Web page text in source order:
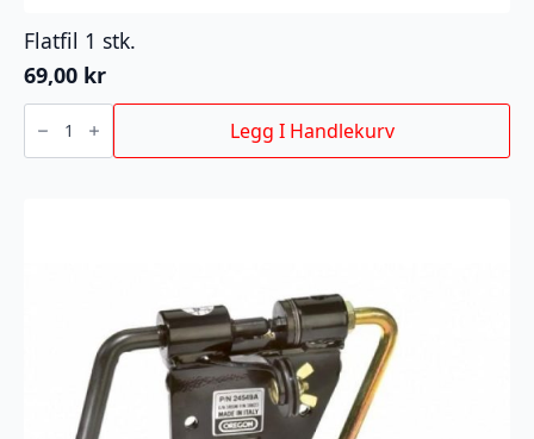
Flatfil 1 stk.
69,00 kr
Flatfil
antall
Legg I Handlekurv